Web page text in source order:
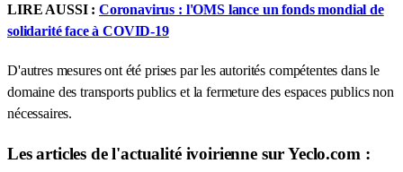
LIRE AUSSI : Coronavirus : l'OMS lance un fonds mondial de
solidarité face à COVID-19
D'autres mesures ont été prises par les autorités compétentes dans le
domaine des transports publics et la fermeture des espaces publics non
nécessaires.
Les articles de l'actualité ivoirienne sur Yeclo.com :